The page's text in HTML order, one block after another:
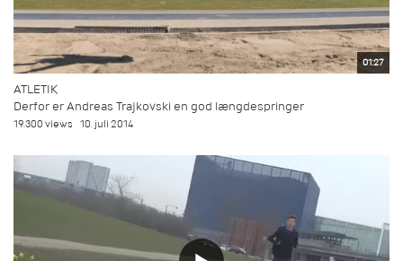
01:27
ATLETIK
Derfor er Andreas Trajkovski en god længdespringer
19.300 views 10. juli 2014